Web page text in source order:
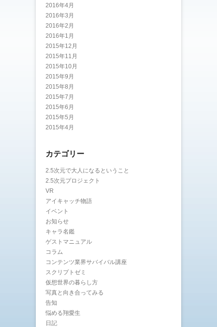
2016年4月
2016年3月
2016年2月
2016年1月
2015年12月
2015年11月
2015年10月
2015年9月
2015年8月
2015年7月
2015年6月
2015年5月
2015年4月
カテゴリー
2.5次元で大人になるということ
2.5次元プロジェクト
VR
アイキャッチ物語
イベント
お知らせ
キャラ名鑑
ゲストマニュアル
コラム
コンテンツ業界サバイバル講座
スクリプトゼミ
仮想世界の暮らし方
写真と向き合ってみる
告知
悩める翔愛生
日記